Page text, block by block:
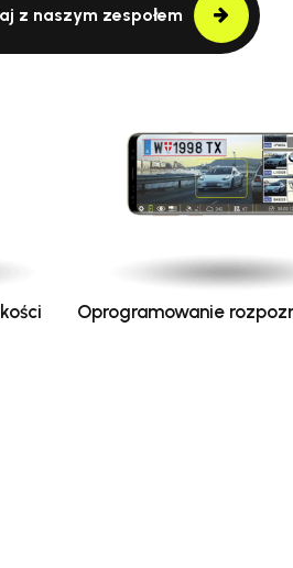
z naszym zespołem
Oprogramowanie